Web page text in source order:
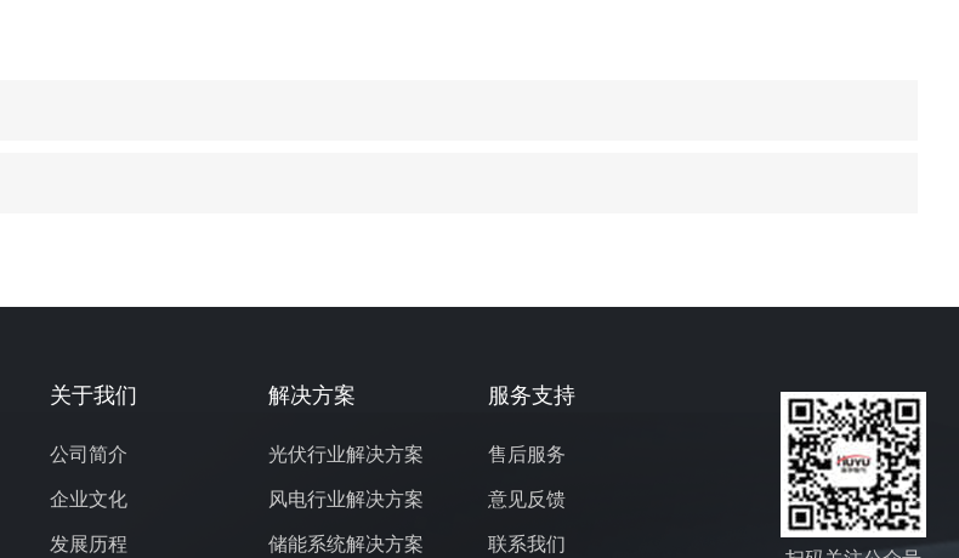
关于我们
公司简介
企业文化
发展历程
解决方案
光伏行业解决方案
风电行业解决方案
储能系统解决方案
服务支持
售后服务
意见反馈
联系我们